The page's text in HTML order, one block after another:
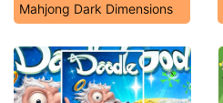
Mahjong Dark Dimensions